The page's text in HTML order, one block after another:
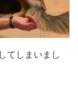
てしまいまし